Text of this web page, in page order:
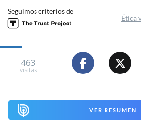
Seguimos criterios de
Ética
463
visitas
VER RESUMEN